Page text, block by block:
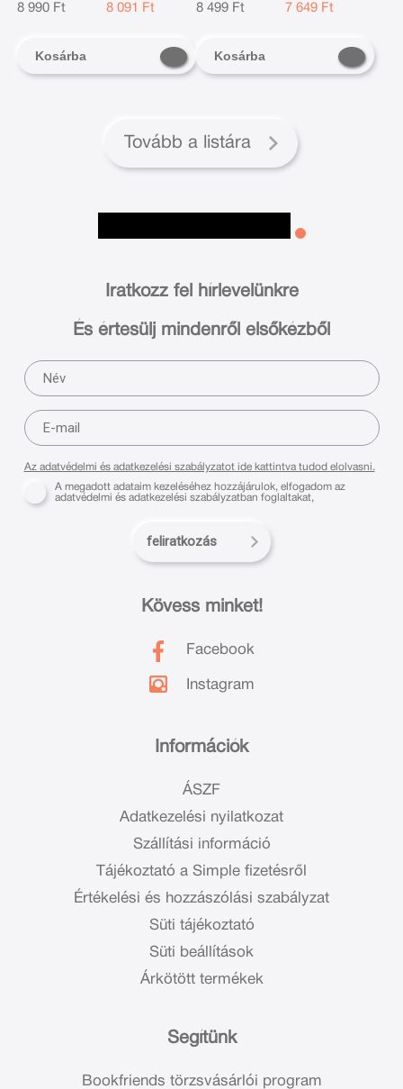
8 990 Ft 8 091 Ft
Kosárba
8 499 Ft 7 649 Ft
Kosárba
Tovább a listára
Információk
ÁSZF
Adatkezelési nyilatkozat
Szállítási információ
Tájékoztató a Simple fizetésről
Értékelési és hozzászólási szabályzat
Süti tájékoztató
Süti beállítások
Árkötött termékek
Segítünk
Bookfriends törzsvásárlói program
Kövess minket!
Facebook
Instagram
Iratkozz fel hírlevelünkre
És értesülj mindenről elsőkézből
Az adatvédelmi és adatkezelési szabályzatot ide kattintva tudod elolvasni.
A megadott adataim kezeléséhez hozzájárulok, elfogadom az
adatvédelmi és adatkezelési szabályzatban foglaltakat,
feliratkozás